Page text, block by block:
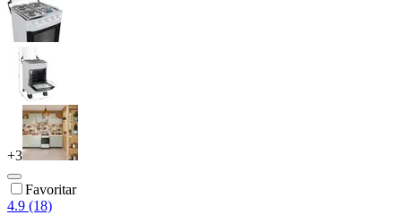
+3
Favoritar
4.9 (18)